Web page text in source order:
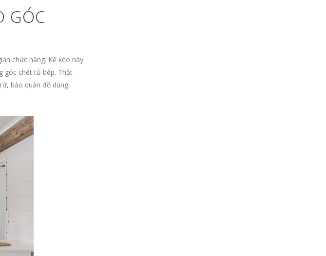
GÓC
chức năng. Kệ kéo này
góc chết tủ bếp. Thật
bảo quản đồ dùng .